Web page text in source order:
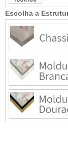
Escolha a